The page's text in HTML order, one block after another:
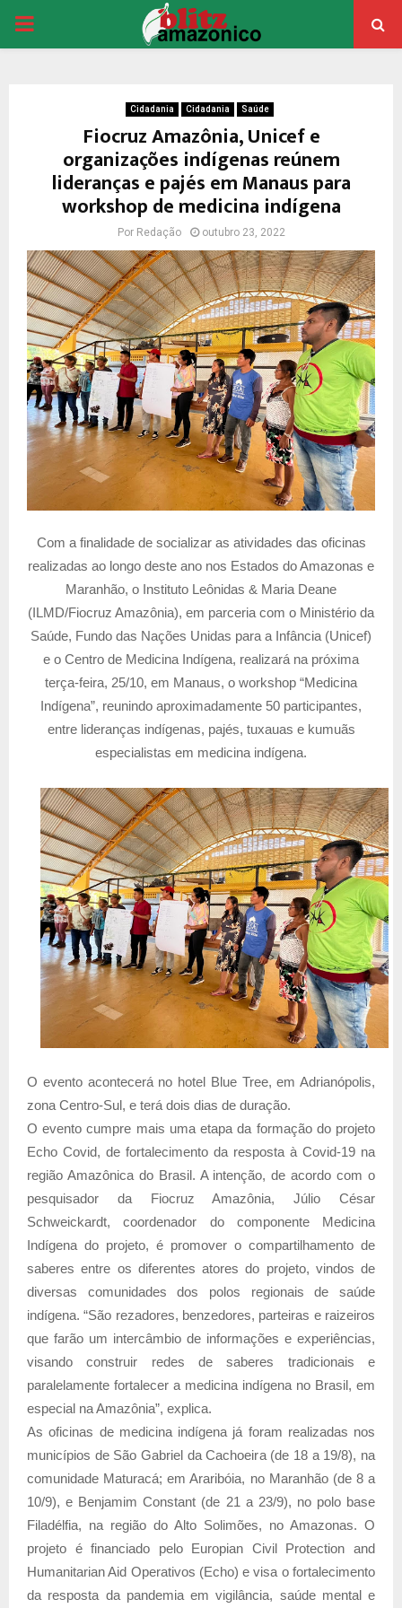
PRIMARY
Cidadania Cidadania Saúde
Fiocruz Amazônia, Unicef e
organizações indígenas reúnem
lideranças e pajés em Manaus para
workshop de medicina indígena
Por Redação outubro 23, 2022
Com a finalidade de socializar as atividades das oficinas
realizadas ao longo deste ano nos Estados do Amazonas e
Maranhão, o Instituto Leônidas & Maria Deane
(ILMD/Fiocruz Amazônia), em parceria com o Ministério da
Saúde, Fundo das Nações Unidas para a Infância (Unicef)
e o Centro de Medicina Indígena, realizará na próxima
terça-feira, 25/10, em Manaus, o workshop “Medicina
Indígena”, reunindo aproximadamente 50 participantes,
entre lideranças indígenas, pajés, tuxauas e kumuãs
especialistas em medicina indígena.
O evento acontecerá no hotel Blue Tree, em Adrianópolis,
zona Centro-Sul, e terá dois dias de duração.
O evento cumpre mais uma etapa da formação do projeto
Echo Covid, de fortalecimento da resposta à Covid-19 na
região Amazônica do Brasil. A intenção, de acordo com o
pesquisador da Fiocruz Amazônia, Júlio César
Schweickardt, coordenador do componente Medicina
Indígena do projeto, é promover o compartilhamento de
saberes entre os diferentes atores do projeto, vindos de
diversas comunidades dos polos regionais de saúde
indígena. “São rezadores, benzedores, parteiras e raizeiros
que farão um intercâmbio de informações e experiências,
visando construir redes de saberes tradicionais e
paralelamente fortalecer a medicina indígena no Brasil, em
especial na Amazônia”, explica.
As oficinas de medicina indígena já foram realizadas nos
municípios de São Gabriel da Cachoeira (de 18 a 19/8), na
comunidade Maturacá; em Araribóia, no Maranhão (de 8 a
10/9), e Benjamim Constant (de 21 a 23/9), no polo base
Filadélfia, na região do Alto Solimões, no Amazonas. O
projeto é financiado pelo Europian Civil Protection and
Humanitarian Aid Operativos (Echo) e visa o fortalecimento
da resposta da pandemia em vigilância, saúde mental e